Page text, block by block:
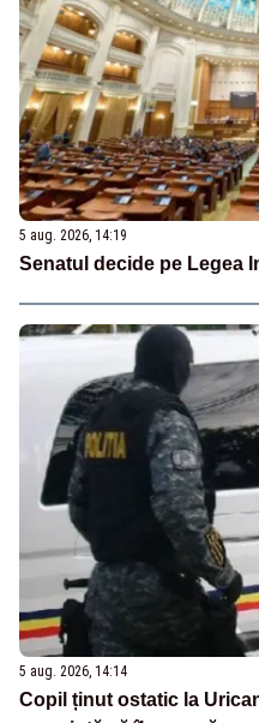
5 aug. 2026, 14:19
Senatul decide pe Legea
5 aug. 2026, 14:14
Copil ținut ostatic la